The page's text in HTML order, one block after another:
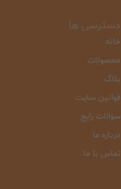
دسترسی ها
خانه
محصولات
بلاگ
قوانین سایت
سوالات رایج
درباره ما
تماس با ما